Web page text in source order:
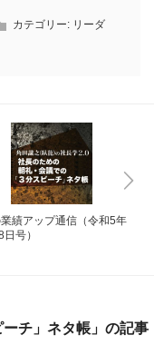
カテゴリー: リーダ
績アップ通信（令和5年
号）
ーチ」ネタ帳」の記事